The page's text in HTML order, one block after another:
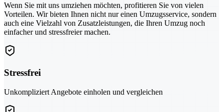
Wenn Sie mit uns umziehen möchten, profitieren Sie von vielen
Vorteilen. Wir bieten Ihnen nicht nur einen Umzugsservice, sondern
auch eine Vielzahl von Zusatzleistungen, die Ihren Umzug noch
einfacher und stressfreier machen.
Stressfrei
Unkompliziert Angebote einholen und vergleichen